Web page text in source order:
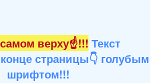
верху☝!!! Текст
страницы👇 голубым
шрифтом!!!